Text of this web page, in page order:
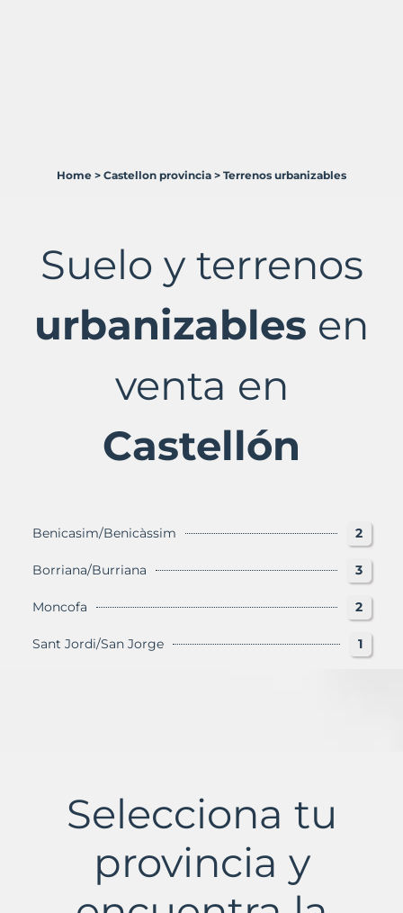
Castellón
Murbalands
Home > Castellon provincia > Terrenos urbanizables
Suelo y terrenos
urbanizables en
venta en
Castellón
Benicasim/Benicàssim 2
Borriana/Burriana 3
Moncofa 2
Sant Jordi/San Jorge 1
Selecciona tu
provincia y